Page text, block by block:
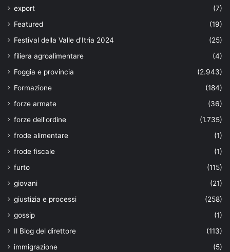
export
(7)
Featured
(19)
Festival della Valle d'Itria 2024
(25)
filiera agroalimentare
(4)
Foggia e provincia
(2.943)
Formazione
(184)
forze armate
(36)
forze dell'ordine
(1.735)
frode alimentare
(1)
frode fiscale
(1)
furto
(115)
giovani
(21)
giustizia e processi
(258)
gossip
(1)
Il Blog del direttore
(113)
immigrazione
(5)